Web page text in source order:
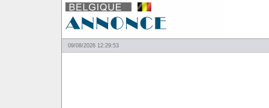
09/08/2026 12:29:53